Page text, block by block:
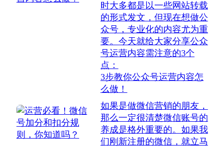
时大多都是以一些网站转载
的形式发文，但现在想做公
众号，专业化的内容尤为重
要。今天就给大家分享公众
号运营内容需注意的3个
点：
3步教你公众号运营内容怎
么做！
如果是做微信营销的朋友，
那么一定很清楚微信账号的
养成是格外重要的。如果我
们刚新注册的微信，就立马